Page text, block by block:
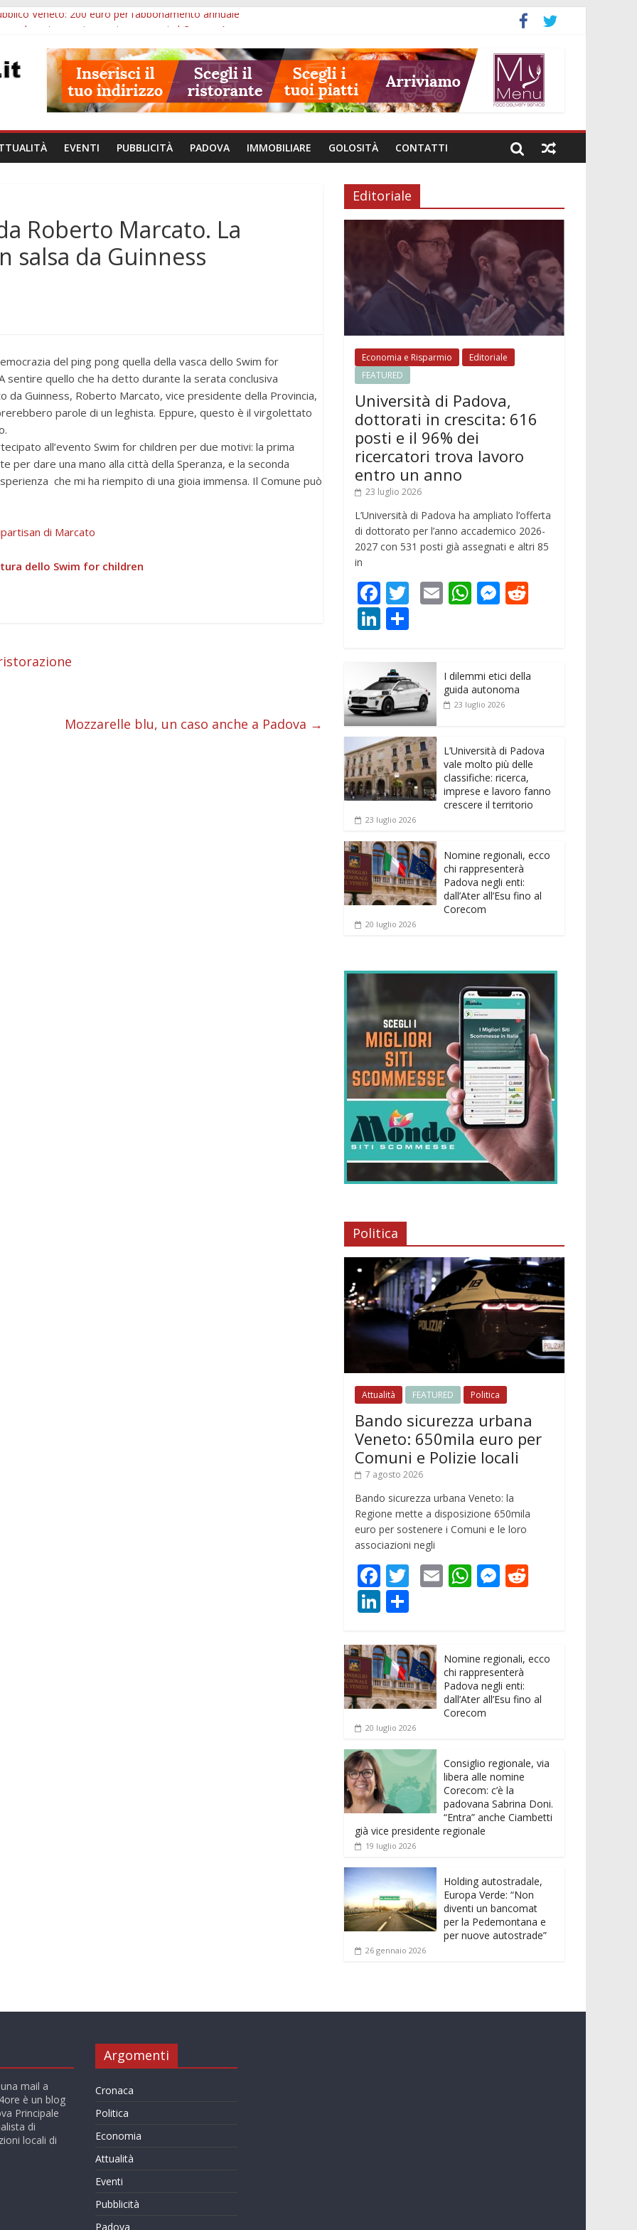
Veneto: 200 euro per l’abbonamento annuale
ore 23: maltrattamenti, arresto a Limena e progetto Cool Shop
Veneto: 650mila euro per Comuni e Polizie locali
Padova: più controlli su strade, stazioni e treni
EVENTI PUBBLICITÀ PADOVA IMMOBILIARE GOLOSITÀ CONTATTI
Roberto Marcato. La
salsa da Guinness
del ping pong quella della vasca dello Swim for
sentire quello che ha detto durante la serata conclusiva
da Guinness, Roberto Marcato, vice presidente della Provincia,
parole di un leghista. Eppure, questo è il virgolettato
all’evento Swim for children per due motivi: la prima
per dare una mano alla città della Speranza, e la seconda
che mi ha riempito di una gioia immensa. Il Comune può
di Marcato
dello Swim for children
Mozzarelle blu, un caso anche a Padova →
Editoriale
Economia e Risparmio
Editoriale
FEATURED
Università di Padova,
dottorati in crescita: 616
posti e il 96% dei
ricercatori trova lavoro
entro un anno
23 luglio 2026
L’Università di Padova ha ampliato l’offerta
di dottorato per l’anno accademico 2026-
2027 con 531 posti già assegnati e altri 85
in
F
ac
e
b
o
o
k
T
er
E W
A
p
M
n
g
t
Li
k
e
dI
n
n
di
vi
di
I dilemmi etici della
guida autonoma
23 luglio 2026
L’Università di Padova
vale molto più delle
classifiche: ricerca,
imprese e lavoro fanno
crescere il territorio
23 luglio 2026
Nomine regionali, ecco
chi rappresenterà
Padova negli enti:
dall’Ater all’Esu fino al
Corecom
20 luglio 2026
Politica
Attualità FEATURED Politica
Bando sicurezza urbana
Veneto: 650mila euro per
Comuni e Polizie locali
7 agosto 2026
Bando sicurezza urbana Veneto: la
Regione mette a disposizione 650mila
euro per sostenere i Comuni e le loro
associazioni negli
F
ac
e
b
o
o
k
T
er
E W
A
p
p
M
n
g
er
t
Li
k
e
dI
n
n
di
vi
di
Nomine regionali, ecco
chi rappresenterà
Padova negli enti:
dall’Ater all’Esu fino al
Corecom
20 luglio 2026
Consiglio regionale, via
libera alle nomine
Corecom: c’è la
padovana Sabrina Doni.
“Entra” anche Ciambetti
già vice presidente regionale
19 luglio 2026
Holding autostradale,
Europa Verde: “Non
diventi un bancomat
per la Pedemontana e
per nuove autostrade”
26 gennaio 2026
mail a
è un blog
Principale
di
locali di
Argomenti
Cronaca
Politica
Economia
Attualità
Eventi
Pubblicità
Padova